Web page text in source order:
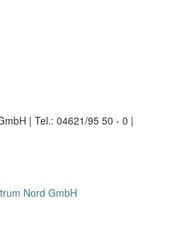
| Tel.: 04621/95 50 - 0 |